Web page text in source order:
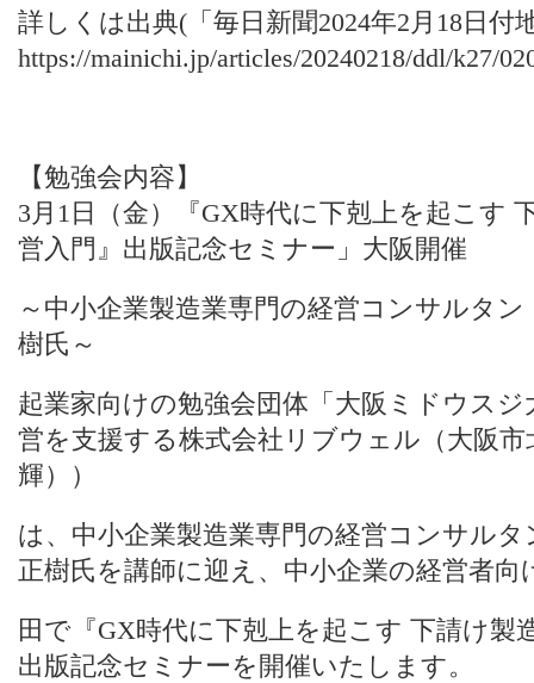
詳しくは出典(「 毎日新聞2024年2月18日付
https://mainichi.jp/articles/20240218/ddl/k27/
【勉強会内容】
3月1日（金）『GX時代に下剋上を起こす
営入門』出版記念セミナー」大阪開催
～中小企業製造業専門の経営コンサルタ
樹氏～
起業家向けの勉強会団体「大阪ミドウス
営を支援する株式会社リブウェル（大阪
輝））
は、中小企業製造業専門の経営コンサル
正樹氏を講師に迎え、中小企業の経営者向
田で『GX時代に下剋上を起こす 下請け製
出版記念セミナーを開催いたします。